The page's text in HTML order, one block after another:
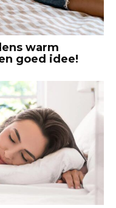
warm
goed idee!